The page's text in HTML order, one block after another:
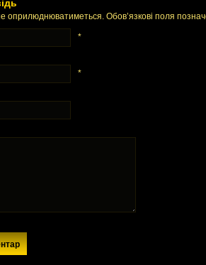
оприлюднюватиметься. Обов’язкові поля
*
*